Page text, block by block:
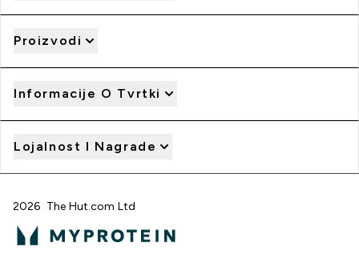
Proizvodi
Informacije O Tvrtki
Lojalnost I Nagrade
2026 The Hut.com Ltd